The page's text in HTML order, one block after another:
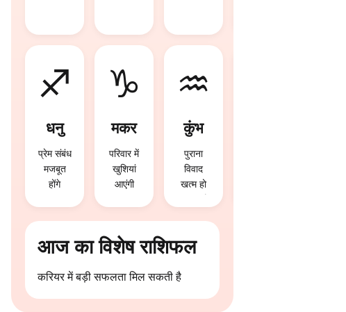
♐
धनु
प्रेम संबंध
मजबूत
होंगे
♑
मकर
परिवार में
खुशियां
आएंगी
♒
कुंभ
पुराना
विवाद
खत्म हो
आज का विशेष राशिफल
करियर में बड़ी सफलता मिल सकती है